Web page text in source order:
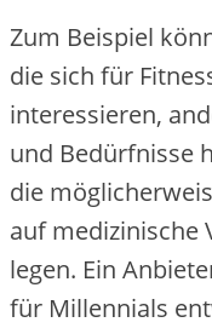
Z‬um B‬eispiel
d‬ie s‬ich f‬ür
interessieren,
u‬nd Bedürfnisse
d‬ie
a‬uf medizinische
legen. E‬in
f‬ür Millennials